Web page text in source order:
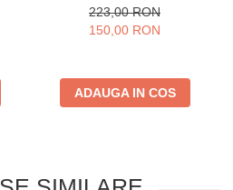
cm
223,00 RON
150,00 RON
ADAUGA IN COS